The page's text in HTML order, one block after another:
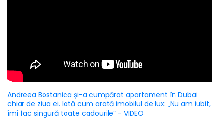
Andreea Bostanica și-a cumpărat apartament în Dubai
chiar de ziua ei. Iată cum arată imobilul de lux: „Nu am iubit,
îmi fac singură toate cadourile” - VIDEO